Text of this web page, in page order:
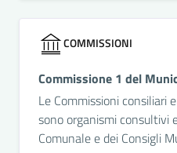
COMMISSIONI
Commissione 1 del
Le Commissioni consiliari
sono organismi consultivi
Comunale e dei Consigli